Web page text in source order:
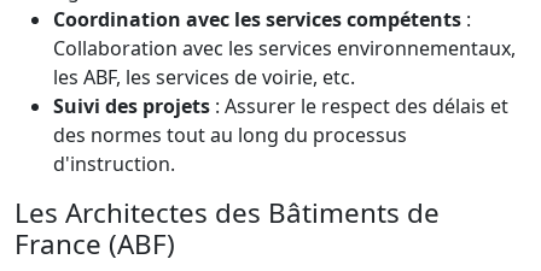
Coordination avec les services compétents :
Collaboration avec les services environnementaux,
les ABF, les services de voirie, etc.
Suivi des projets : Assurer le respect des délais et
des normes tout au long du processus
d'instruction.
Les Architectes des Bâtiments de
France (ABF)